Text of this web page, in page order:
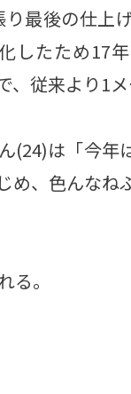
最後の仕上
したため17
従来より1メ
(24)は「今年
め、色んなね
。